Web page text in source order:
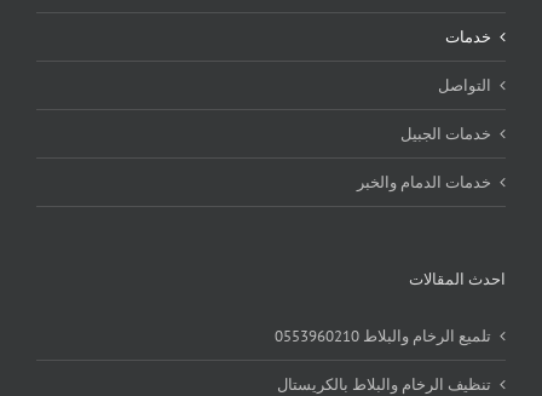
خدمات
التواصل
خدمات الجبيل
خدمات الدمام والخبر
احدث المقالات
تلميع الرخام والبلاط 0553960210
تنظيف الرخام والبلاط بالكريستال